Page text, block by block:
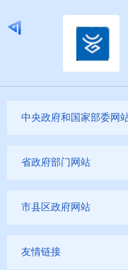
中央政府和国家部委网
省政府部门网站
市县区政府网站
友情链接